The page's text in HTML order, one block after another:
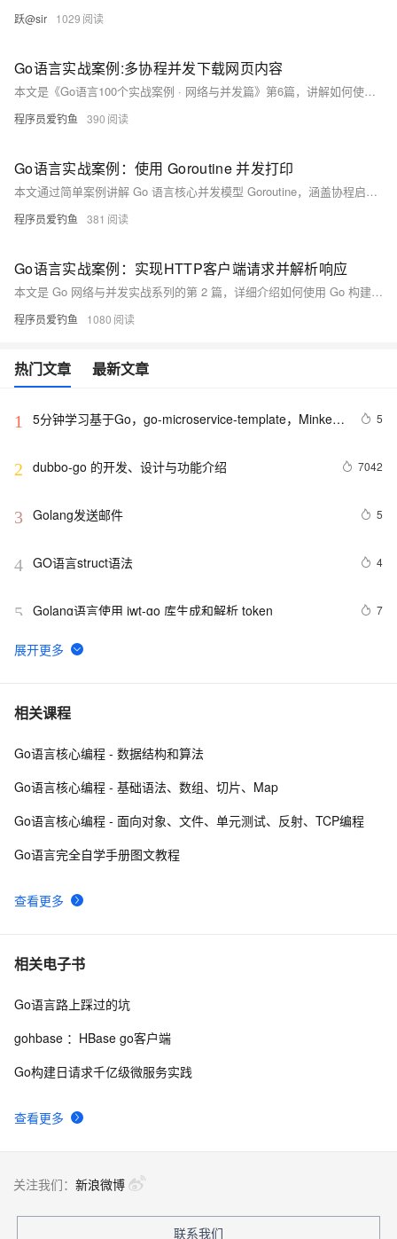
跃@sir 1029
Go语言实战案例:多协程并发下载网页内容
本文是《Go语言100个实战案例 · 网络与并发篇》第6篇，讲解如何使用 Goroutine 和 Channel 实现多协程并发抓取网页内容，提升网络请求效率。通过实战掌握高并发编程技巧，构建爬虫、内容聚合器等工具，涵盖 WaitGroup、超时控制、错误处理等核心知识点。
程序员爱钓鱼 390
Go语言实战案例：使用 Goroutine 并发打印
本文通过简单案例讲解 Go 语言核心并发模型 Goroutine，涵盖协程启动、输出控制、主程序退出机制，并结合 sync.WaitGroup 实现并发任务同步，帮助理解 Go 并发设计思想与实际应用。
程序员爱钓鱼 381
Go语言实战案例：实现HTTP客户端请求并解析响应
本文是 Go 网络与并发实战系列的第 2 篇，详细介绍如何使用 Go 构建 HTTP 客户端，涵盖请求发送、响应解析、错误处理、Header 与 Body 提取等流程，并通过实战代码演示如何并发请求多个 URL，适合希望掌握 Go 网络编程基础的开发者。
程序员爱钓鱼 1080
热门文章 最新文章
1
5分钟学习基于Go，go-microservice-template，Minke的
5
2 dubbo-go 的开发、设计与功能介绍 7042
3 Golang发送邮件 5
4 GO语言struct语法 4
5 Golang语言使用 jwt-go 库生成和解析 token 7
6 Go——小白学习之方法
7 Go 结构体与 JSON 之间的转换
8 在 Go 语言中使用 exec 包执行 Shell 命令（上）
10详解go语言的array和slice 【二】
相关课程
查看更多
Go语言核心编程 - 数据结构和算法
Go语言核心编程 - 基础语法、数组、切片、Map
Go语言核心编程 - 面向对象、文件、单元测试、反射、TCP编程
Go语言完全自学手册图文教程
相关电子书
查看更多
Go语言路上踩过的坑
gohbase ：HBase go客户端
Go构建日请求千亿级微服务实践
关注我们： 新浪微博
联系我们